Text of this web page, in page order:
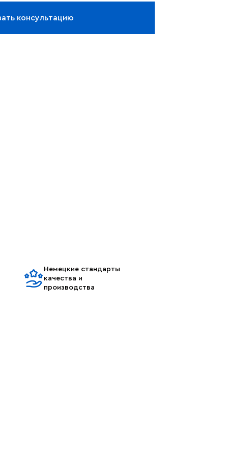
консультацию
Немецкие стандарты
качества и
производства